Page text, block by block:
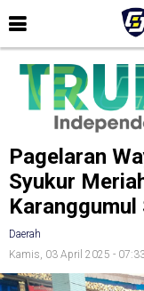
Pagelaran
Syukur
Daerah
Kamis, 03 April 2025 -